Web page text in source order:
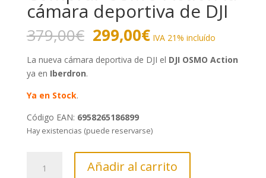
cámara deportiva de DJI
379,00€ El
precio
original
299,00€El
precio
actual
IVA 21% incluído
La nueva cámara deportiva de DJI el DJI OSMO Action
ya en Iberdron.
Ya en Stock.
Código EAN: 6958265186899
Hay existencias (puede reservarse)
OSMO
Añadir al carrito